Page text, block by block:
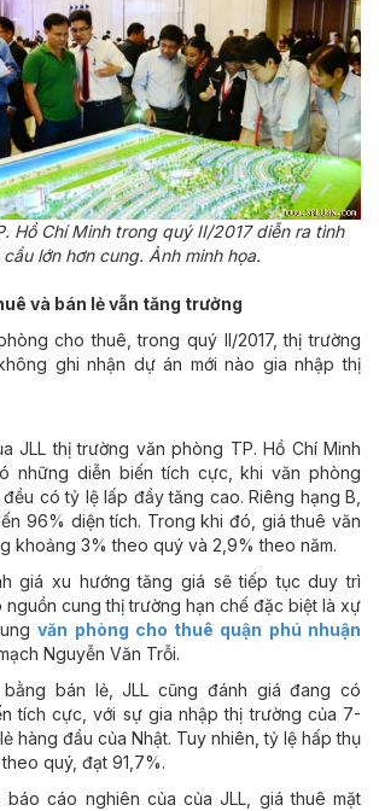
Hồ Chí Minh trong quý II/2017 diễn ra tình
lớn hơn cung. Ảnh minh họa.
và bán lẻ vẫn tăng trưởng
cho thuê, trong quý II/2017, thị trường
ghi nhận dự án mới nào gia nhập thị
JLL thị trường văn phòng TP. Hồ Chí Minh
những diễn biến tích cực, khi văn phòng
có tỷ lệ lấp đầy tăng cao. Riêng hạng B,
96% diện tích. Trong khi đó, giá thuê văn
khoảng 3% theo quý và 2,9% theo năm.
giá xu hướng tăng giá sẽ tiếp tục duy trì
cung thị trường hạn chế đặc biệt là xự
văn phòng cho thuê quận phú nhuận
Nguyễn Văn Trỗi.
bán lẻ, JLL cũng đánh giá đang có
tích cực, với sự gia nhập thị trường của 7-
hàng đầu của Nhật. Tuy nhiên, tỷ lệ hấp thụ
quý, đạt 91,7%.
cáo nghiên của của JLL, giá thuê mặt